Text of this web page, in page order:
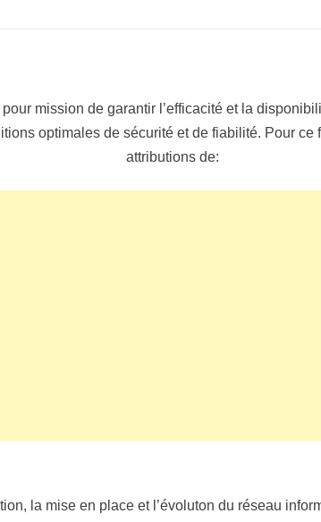
mission de garantir l’efficacité et la
optimales de sécurité et de fiabilité. Pour
attributions de:
la mise en place et l’évoluton du réseau